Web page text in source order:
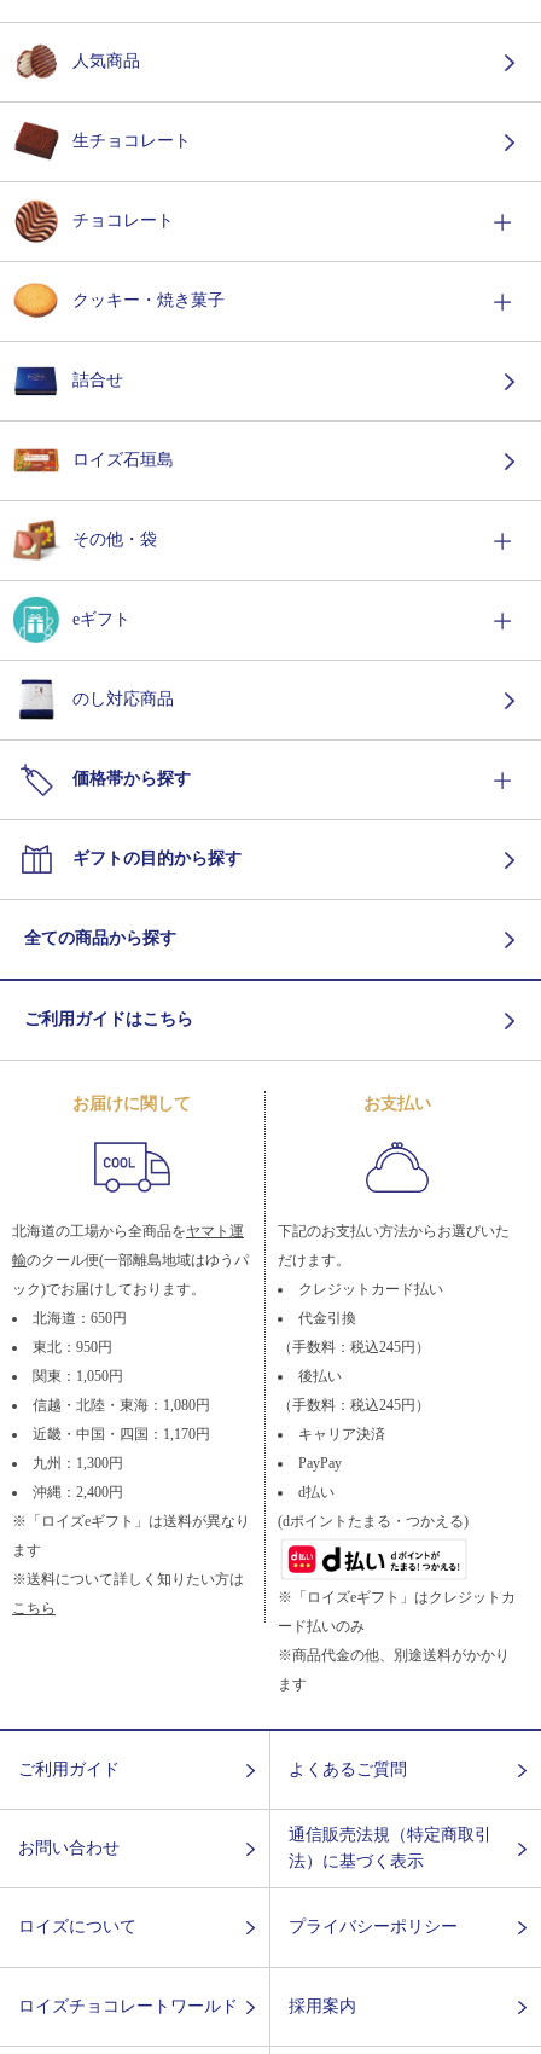
人気商品
生チョコレート
チョコレート
クッキー・焼き菓子
詰合せ
ロイズ石垣島
その他・袋
eギフト
のし対応商品
価格帯から探す
ギフトの目的から探す
全ての商品から探す
ご利用ガイドはこちら
お届けに関して
北海道の工場から全商品をヤマト運
輸のクール便(一部離島地域はゆうパ
ック)でお届けしております。
北海道：650円
東北：950円
関東：1,050円
信越・北陸・東海：1,080円
近畿・中国・四国：1,170円
九州：1,300円
沖縄：2,400円
※「ロイズeギフト」は送料が異なり
ます
※送料について詳しく知りたい方は
こちら
お支払い
下記のお支払い方法からお選びいた
だけます。
クレジットカード払い
代金引換
（手数料：税込245円）
後払い
（手数料：税込245円）
キャリア決済
PayPay
d払い
(dポイントたまる・つかえる)
※「ロイズeギフト」はクレジットカ
ード払いのみ
※商品代金の他、別途送料がかかり
ます
ご利用ガイド よくあるご質問
お問い合わせ
通信販売法規（特定商取引
法）に基づく表示
ロイズについて プライバシーポリシー
ロイズチョコレートワールド 採用案内